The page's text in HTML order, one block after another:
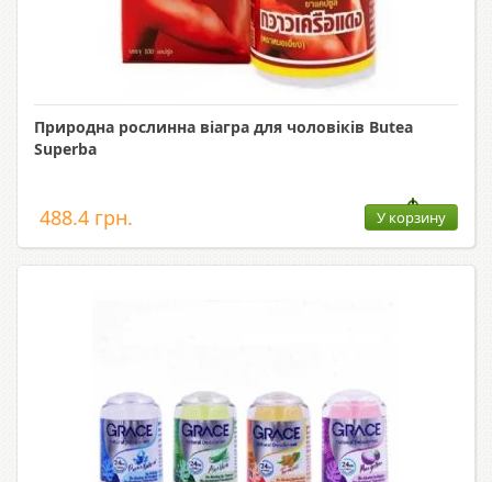
Природна рослинна віагра для чоловіків Butea
Superba
488.4 грн. У корзину